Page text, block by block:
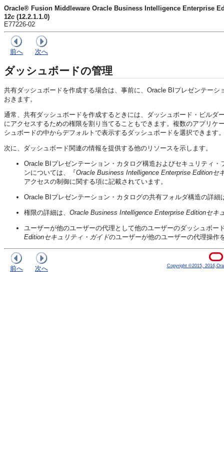
Oracle® Fusion Middleware Oracle Business Intelligence Enterprise
12c (12.2.1.1.0)
E77226-02
前へ 次へ
ダッシュボードの管理
共有ダッシュボードを作成する場合は、事前に、Oracle BIプレゼンテー
おきます。
通常、共有ダッシュボードを作成するときには、ダッシュボード・ビル
にアクセスするための権限を割り当てることもできます。複数のアプリ
シュボードの中からデフォルトで表示するダッシュボードを選択できます
次に、ダッシュボード関連の情報を提供する他のリソースを示します。
Oracle BIプレゼンテーション・カタログ構造およびセキュリティ
ンについては、『Oracle Business Intelligence Enterprise Editionセ
アクセスの制御に関する項に記載されています。
Oracle BIプレゼンテーション・カタログの共有フォルダ構造の詳細
権限の詳細は、 Oracle Business Intelligence Enterprise Editionセキ
ユーザーが他のユーザーの代理として他のユーザーのダッシュボー
Editionセキュリティ・ガイドのユーザーが他のユーザーの代理操作
前へ 次へ Copyright ©2015,